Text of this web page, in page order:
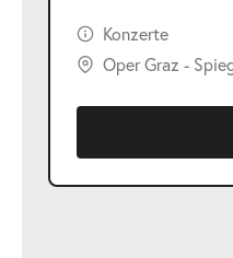
Konzerte
Oper Graz -